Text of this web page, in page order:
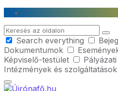
Skip
content
Skip
main
navigation
Skip
footer
Search
Search everything
Dokumentumok
Képviselő-testület
Intézmények és szolgáltatások